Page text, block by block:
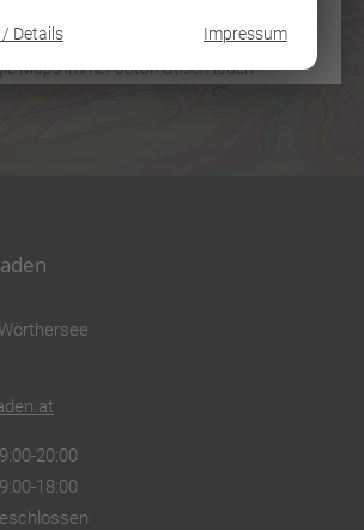
Details Impressum
Maps immer automatisch laden
20:00
18:00